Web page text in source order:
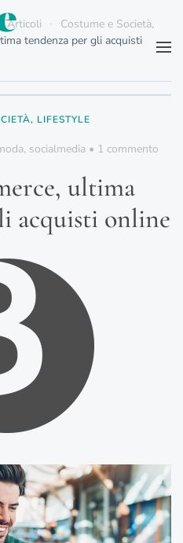
Articoli
Costume e Società,
tendenza per gli acquisti
LIFESTYLE
, socialmedia• 1 commentosu
per
ultima
acquisti online